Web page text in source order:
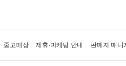
중고매장 제휴·마케팅 안내 판매자 매니